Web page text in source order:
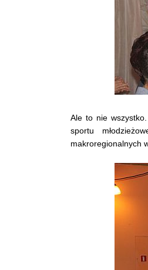
Ale to nie
sportu
makroregionalnych